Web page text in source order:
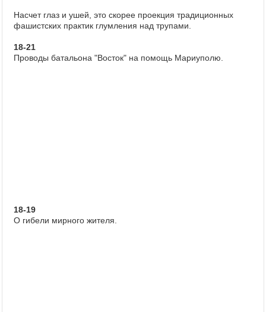
Насчет глаз и ушей, это скорее проекция традиционных
фашистских практик глумления над трупами.
18-21
Проводы батальона "Восток" на помощь Мариуполю.
18-19
О гибели мирного жителя.